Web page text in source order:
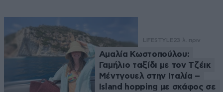
LIFESTYLE23 λ. πριν
Αμαλία Κωστοπούλου:
Γαμήλιο ταξίδι με τον Τζέικ
Μέντγουελ στην Ιταλία –
Island hopping με σκάφος σε